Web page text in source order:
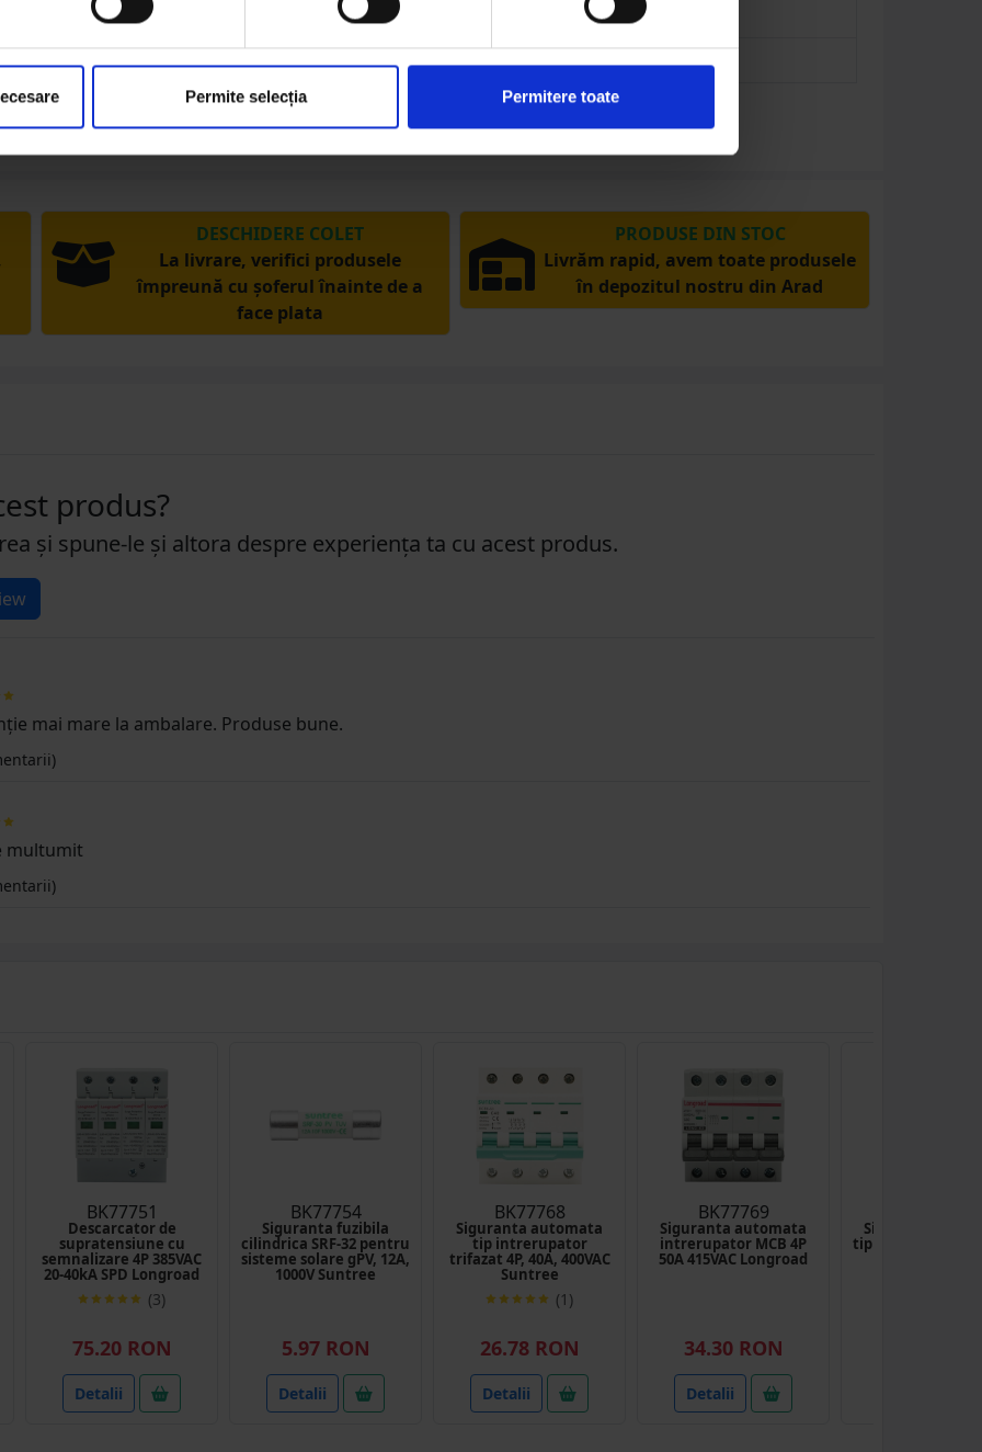
Permite selecția Permitere toate
Sisteme fotovoltaice (DC)
DESCHIDERE COLET
La livrare, verifici produsele
împreună cu șoferul înainte de a
face plata
PRODUSE DIN STOC
Livrăm rapid, avem toate produsele
în depozitul nostru din Arad
produs?
și spune-le și altora despre experiența ta cu acest produs.
mai mare la ambalare. Produse bune.
multumit
BK77751
Descarcator de
supratensiune cu
semnalizare 4P 385VAC
20-40kA SPD Longroad
(3)
75.20 RON
Detalii
BK77754
Siguranta fuzibila
cilindrica SRF-32 pentru
sisteme solare gPV, 12A,
1000V Suntree
5.97 RON
Detalii
BK77768
Siguranta automata
tip intrerupator
trifazat 4P, 40A, 400VAC
Suntree
(1)
26.78 RON
Detalii
BK77769
Siguranta automata
intrerupator MCB 4P
50A 415VAC Longroad
34.30 RON
Detalii
Siguranta
tip intrerupator